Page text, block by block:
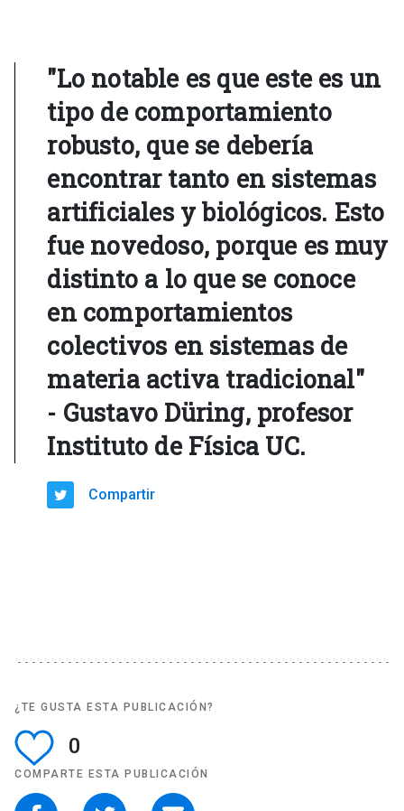
"Lo notable es que este es un
tipo de comportamiento
robusto, que se debería
encontrar tanto en sistemas
artificiales y biológicos. Esto
fue novedoso, porque es muy
distinto a lo que se conoce
en comportamientos
colectivos en sistemas de
materia activa tradicional"
- Gustavo Düring, profesor
Instituto de Física UC.
Compartir
¿TE GUSTA ESTA PUBLICACIÓN?
0
COMPARTE ESTA PUBLICACIÓN